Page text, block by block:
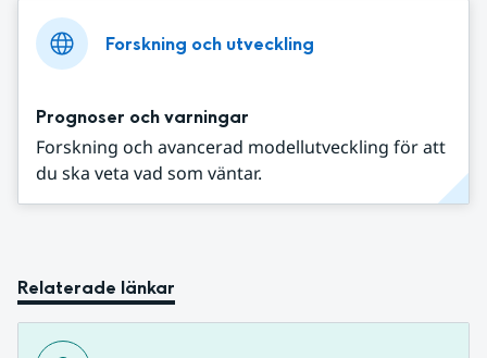
Forskning och utveckling
Prognoser och varningar
Forskning och avancerad modellutveckling för att
du ska veta vad som väntar.
Relaterade länkar